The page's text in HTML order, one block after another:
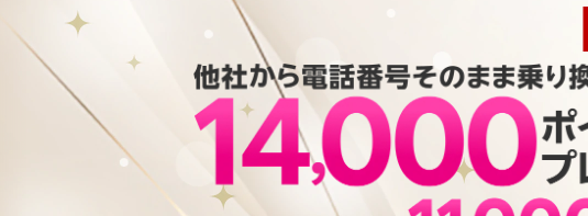
データタイプ
Rakuten最強U-NEXT
割引プログラム
最強家族割
家族でトクしたい方に
最強こども割
iPhone
Apple Watch
Android
Wi-Fiルーター
アクセサリ
これからお申し
ご利用特典
楽天モバイルを
約で、50GBまで
“ずーっと”無
ます。
約17,000枚程度（3MB／枚）
約170時間程度（5MB／分）
※1 同一名義で累計5回線以上ご契約の場合
天モバイルがサービスを本格開始した2020
契約事務手数料の詳細はこちら
※2025年9月時点。